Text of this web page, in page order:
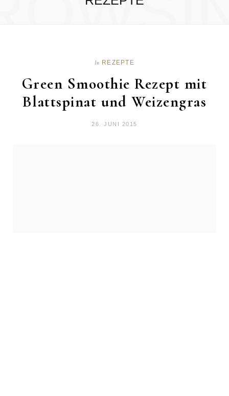
In REZEPTE
Green Smoothie Rezept mit
Blattspinat und Weizengras
26. JUNI 2015